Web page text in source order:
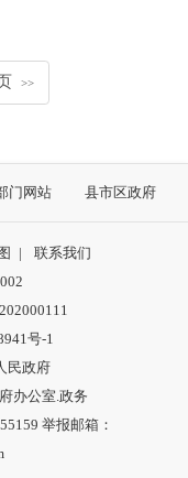
>>
门网站 县市区政府
|
联系我们
号-1
民政府
办公室.政务
举报邮箱：